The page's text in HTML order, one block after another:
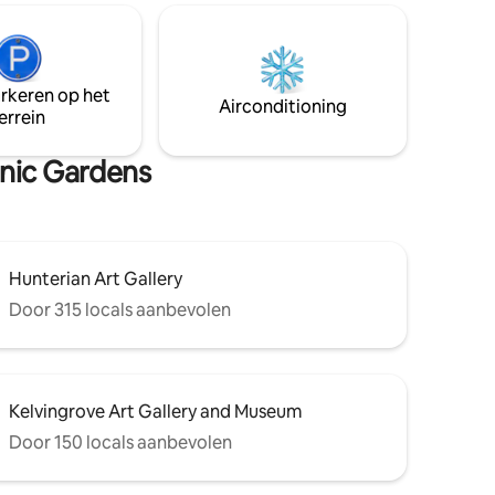
maakt
'Hé'
uitnodigend als stijlvol! Op
wandelafstand van de topattracties,
groene parken en cafés van Glasgow
Kind- en huisdiervriendelijk – kinderen
op het
Airconditioning
Gardens
Hunterian Art Gallery
Door 315 locals aanbevolen
Kelvingrove Art Gallery and Museum
Door 150 locals aanbevolen